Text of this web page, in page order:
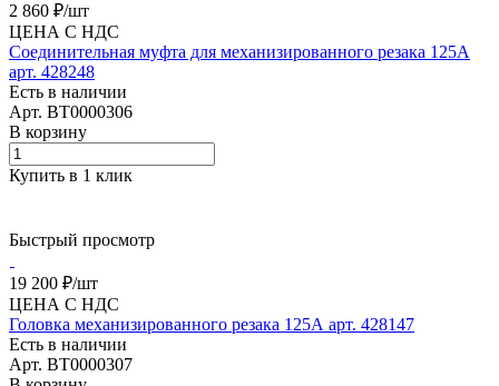
2 860 ₽/шт
ЦЕНА С НДС
Соединительная муфта для механизированного резака 125А
арт. 428248
Есть в наличии
Арт. BT0000306
В корзину
Купить в 1 клик
Быстрый просмотр
19 200 ₽/шт
ЦЕНА С НДС
Головка механизированного резака 125А арт. 428147
Есть в наличии
Арт. BT0000307